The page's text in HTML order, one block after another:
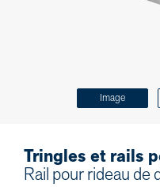
Image
Tringles et rails
Rail pour rideau de